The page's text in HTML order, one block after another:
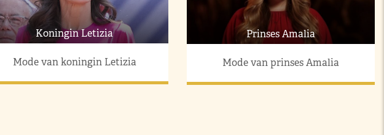
Koningin Letizia
Mode van koningin Letizia
Prinses Amalia
Mode van prinses Amalia